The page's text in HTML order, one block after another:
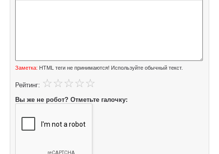
Заметка: HTML теги не принимаются! Используйте обычный текст.
Рейтинг:
Вы же не робот? Отметьте галочку: